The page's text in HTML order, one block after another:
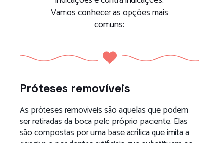
Vamos conhecer as opções mais
comuns:
Próteses removíveis
As próteses removíveis são aquelas que podem
ser retiradas da boca pelo próprio paciente. Elas
são compostas por uma base acrílica que imita a